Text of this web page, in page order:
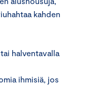
kahden
halventavalla
ihmisiä, jos